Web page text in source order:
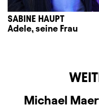
SABINE HAUPT
Adele, seine Frau
Michael